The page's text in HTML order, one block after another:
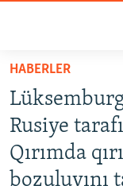
Esas
qaytmaq
Baş
navigatsiyağa
qaytmaq
Qıdıruvğa
HABERLER
İQTİSADİYAT
CEMİYET
HABERLER
Rusiye
Qırımda
bozuluvını